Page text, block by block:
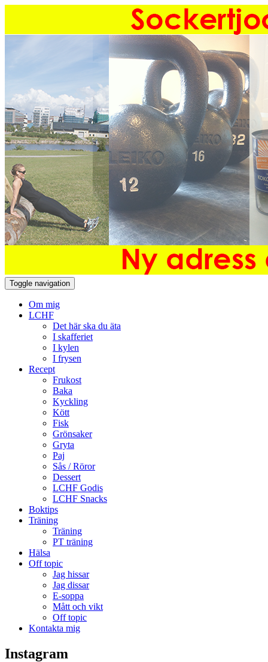
Toggle navigation
Om mig
LCHF
Det här ska du äta
I skafferiet
I kylen
I frysen
Recept
Frukost
Baka
Kyckling
Kött
Fisk
Grönsaker
Gryta
Paj
Sås / Röror
Dessert
LCHF Godis
LCHF Snacks
Boktips
Träning
Träning
PT träning
Hälsa
Off topic
Jag hissar
Jag dissar
E-soppa
Mått och vikt
Off topic
Kontakta mig
Instagram